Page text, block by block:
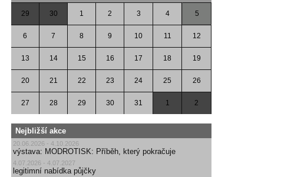
29 30 1 2 3 4 5
6 7 8 9 10 11 12
13 14 15 16 17 18 19
20 21 22 23 24 25 26
27 28 29 30 31 1 2
Nejbližší akce
20.06.2026 - 4.10.2026
výstava: MODROTISK: Příběh, který pokračuje
4.07.2026 - 4.07.2027
legitimní nabídka půjčky